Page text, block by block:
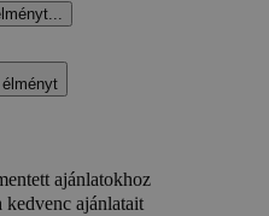
ajánlatokhoz
kedvenc ajánlatait